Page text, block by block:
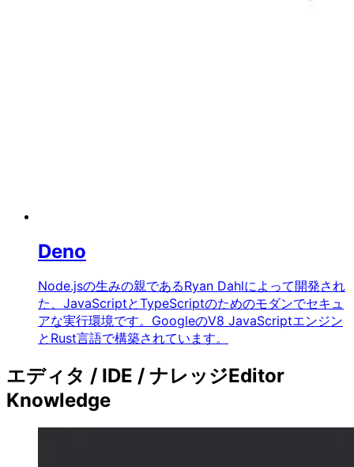
Deno
Node.jsの生みの親であるRyan Dahlによって開発され
た、JavaScriptとTypeScriptのためのモダンでセキュ
アな実行環境です。GoogleのV8 JavaScriptエンジン
とRust言語で構築されています。
エディタ / IDE / ナレッジEditor
Knowledge